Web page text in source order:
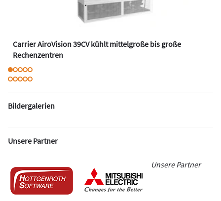
Carrier AiroVision 39CV kühlt mittelgroße bis große
Rechenzentren
Bildergalerien
Unsere Partner
Unsere Partner